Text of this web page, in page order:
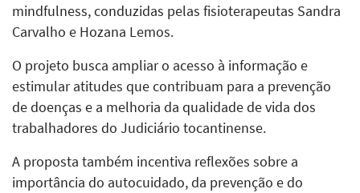
mindfulness, conduzidas pelas fisioterapeutas Sandra
Carvalho e Hozana Lemos.
O projeto busca ampliar o acesso à informação e
estimular atitudes que contribuam para a prevenção
de doenças e a melhoria da qualidade de vida dos
trabalhadores do Judiciário tocantinense.
A proposta também incentiva reflexões sobre a
importância do autocuidado, da prevenção e do